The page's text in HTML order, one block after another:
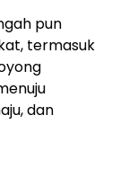
pun
termasuk
dan